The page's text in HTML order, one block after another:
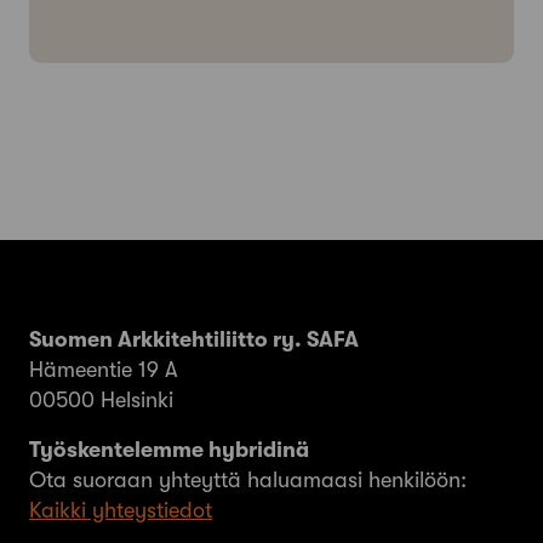
Suomen Arkkitehtiliitto ry. SAFA
Hämeentie 19 A
00500 Helsinki
Työskentelemme hybridinä
Ota suoraan yhteyttä haluamaasi henkilöön:
Kaikki yhteystiedot